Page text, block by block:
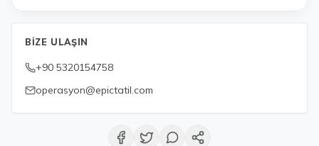
BIZE ULAŞIN
+90 5320154758
operasyon@epictatil.com